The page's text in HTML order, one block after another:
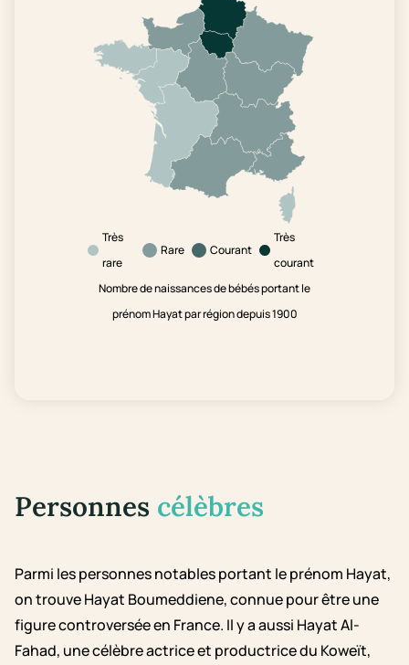
Très
rare
Rare Courant
Très
courant
Nombre de naissances de bébés portant le
prénom Hayat par région depuis 1900
Personnes célèbres
Parmi les personnes notables portant le prénom Hayat,
on trouve Hayat Boumeddiene, connue pour être une
figure controversée en France. Il y a aussi Hayat Al-
Fahad, une célèbre actrice et productrice du Koweït,